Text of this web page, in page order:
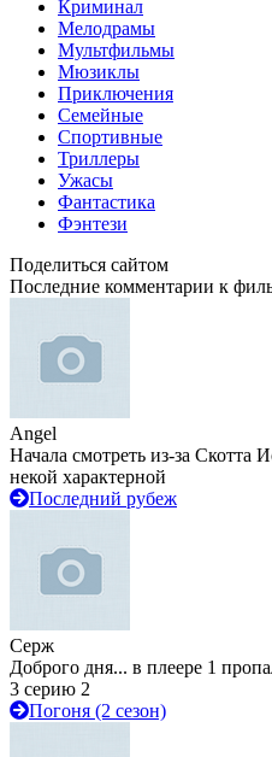
Криминал
Мелодрамы
Мультфильмы
Мюзиклы
Приключения
Семейные
Спортивные
Триллеры
Ужасы
Фантастика
Фэнтези
Поделиться сайтом
Последние комментарии к
Angel
Начала смотреть из-за Скотта
некой характерной
Последний рубеж
Серж
Доброго дня... в плеере 1
3 серию 2
Погоня (2 сезон)